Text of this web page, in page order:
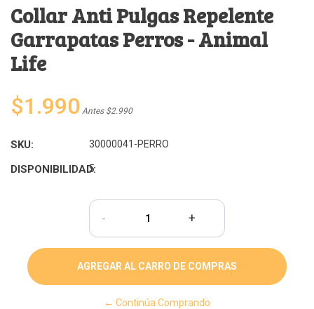
Collar Anti Pulgas Repelente
Garrapatas Perros - Animal
Life
$1.990 Antes $2.990
SKU: 30000041-PERRO
DISPONIBILIDAD:
5
- +
← Continúa Comprando